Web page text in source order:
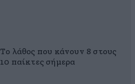
Το λάθος που κάνουν 8 στους
10 παίκτες σήμερα